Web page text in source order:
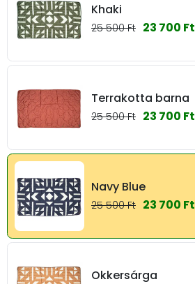
Khaki
25 500 Ft 23 700 Ft
Terrakotta barna
25 500 Ft 23 700 Ft
Navy Blue
25 500 Ft 23 700 Ft
Okkersárga